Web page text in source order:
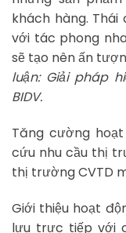
khách hàng.
với tác phong
sẽ tạo nên ấn
luận: Giải pháp
BIDV.
Tăng cường
cứu nhu cầu thị
thị trường CVTD
Giới thiệu hoạt
lưu trực tiếp với